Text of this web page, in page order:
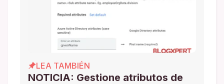
LEA TAMBIÉN
NOTICIA: Gestione atributos de